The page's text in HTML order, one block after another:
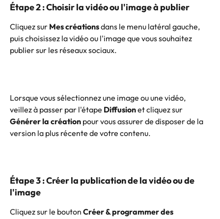
Étape 2 : Choisir la vidéo ou l'image à publier
Cliquez sur Mes créations dans le menu latéral gauche,
puis choisissez la vidéo ou l'image que vous souhaitez
publier sur les réseaux sociaux.
Lorsque vous sélectionnez une image ou une vidéo,
veillez à passer par l'étape Diffusion et cliquez sur
Générer la création pour vous assurer de disposer de la
version la plus récente de votre contenu.
Étape 3 : Créer la publication de la vidéo ou de
l'image
Cliquez sur le bouton Créer & programmer des